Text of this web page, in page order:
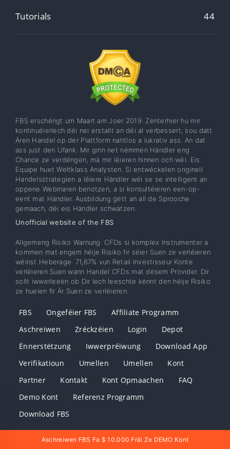
Tutorials 44
FBS erschéngt um Maart am Joer 2019. Zënterhier hu mir
kontinuéierlech déi nei erstallt an déi al verbessert, sou datt
Ären Handel op der Plattform nahtlos a lukrativ ass. An dat
ass just den Ufank. Mir ginn net nëmmen Händler eng
Chance ze verdéngen, mä mir léieren hinnen och wéi. Eis
Equipe huet Weltklass Analysten. Si entwéckelen originell
Handelsstrategien a léiere Händler wéi se se intelligent an
oppene Webinaren benotzen, a si konsultéieren een-op-
eent mat Händler. Ausbildung gëtt an all de Sprooche
gemaach, déi eis Händler schwätzen.
Unofficial website of the FBS
Allgemeng Risiko Warnung: CFDs si komplex Instrumenter a
kommen mat engem héije Risiko fir séier Suen ze verléieren
wéinst Heberage. 71,67% vun Retail Investisseur Konte
verléieren Suen wann Handel CFDs mat dësem Provider. Dir
sollt iwwerleeën ob Dir Iech leeschte kënnt den héije Risiko
ze huelen fir Är Suen ze verléieren.
FBS Ongeféier FBS
Affiliate Programm
Aschreiwen
Zréckzéien Login
Depot
Ënnerstëtzung
Iwwerpréiwung
Download App
Verifikatioun
Umellen Umellen
Kont
Partner
Kontakt Kont Opmaachen
FAQ
Demo Kont
Referenz Programm
Download FBS
FBS Luxembourg - FBS Lëtzebuerg - FBS Luxemburg
Aschreiwen FBS Fa $ 10.000 Fräi Ze DEMO Kont